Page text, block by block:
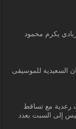
يكرم محمود
السعيدية للموسيقى
رعدية مع تساقط
إلى السبت بعدد